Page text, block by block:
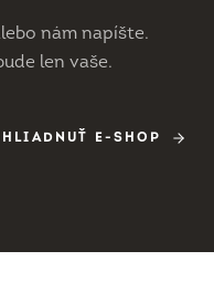
nám napíšte.
len vaše.
E-SHOP